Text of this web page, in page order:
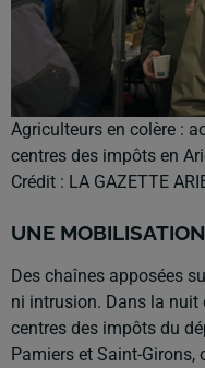
Agriculteurs en colère :
centres des impôts en
Crédit : LA GAZETTE
UNE
Des chaînes apposées
ni intrusion. Dans la nuit
centres des impôts du
Pamiers et Saint-Girons,